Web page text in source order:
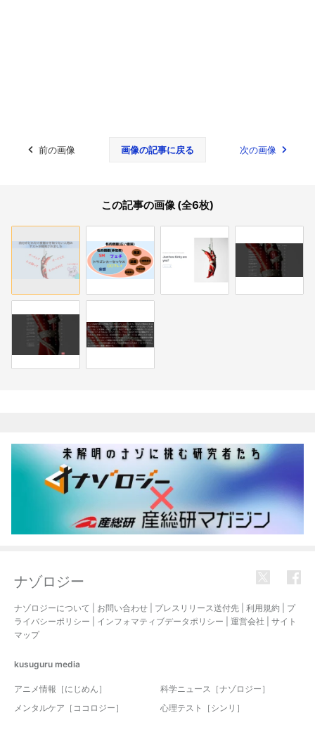
前の画像 画像の記事に戻る 次の画像
この記事の画像 (全6枚)
ナゾロジー
ナゾロジーについて お問い合わせ プレスリリース送付先 利用規約
プ
ライバシーポリシー
インフォマティブデータポリシー 運営会社
サイト
マップ
kusuguru media
アニメ情報［にじめん］
科学ニュース［ナゾロジー］
メンタルケア［ココロジー］
心理テスト［シンリ］